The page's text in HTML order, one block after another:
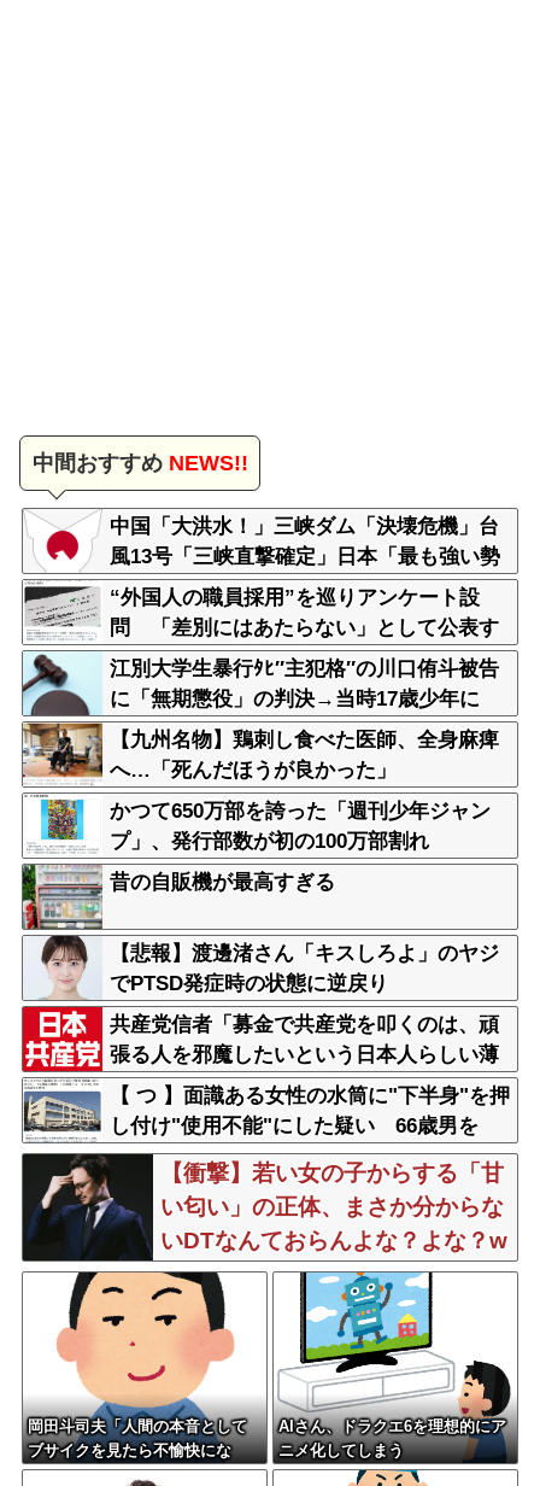
中間おすすめNEWS!!
中国「大洪水！」三峡ダム「決壊危機」台
風13号「三峡直撃確定」日本「最も強い勢
力で接近！（伊勢湾台風級」台風13号と15
号「中国本土でぶつかり合う（前代未聞」
→
“外国人の職員採用”を巡りアンケート設
問 「差別にはあたらない」として公表す
る方針を決定 三重県
江別大学生暴行ﾀﾋ″主犯格″の川口侑斗被告
に「無期懲役」の判決→当時17歳少年に
「懲役30年」の判決
【九州名物】鶏刺し食べた医師、全身麻痺
へ…「死んだほうが良かった」
かつて650万部を誇った「週刊少年ジャン
プ」、発行部数が初の100万部割れ
昔の自販機が最高すぎる
【悲報】渡邊渚さん「キスしろよ」のヤジ
でPTSD発症時の状態に逆戻り
共産党信者「募金で共産党を叩くのは、頑
張る人を邪魔したいという日本人らしい薄
暗い欲望のせい」
【 つ 】面識ある女性の水筒に"下半身"を押
し付け"使用不能"にした疑い 66歳男を
「器物損壊」容疑で逮捕 札幌市
【衝撃】若い女の子からする「甘
い匂い」の正体、まさか分からな
いDTなんておらんよな？よな？w
w w w w w w w w w w
岡田斗司夫「人間の本音として
ブサイクを見たら不愉快にな
る。この責任をどうとるんだ」
AIさん、ドラクエ6を理想的にア
ニメ化してしまう